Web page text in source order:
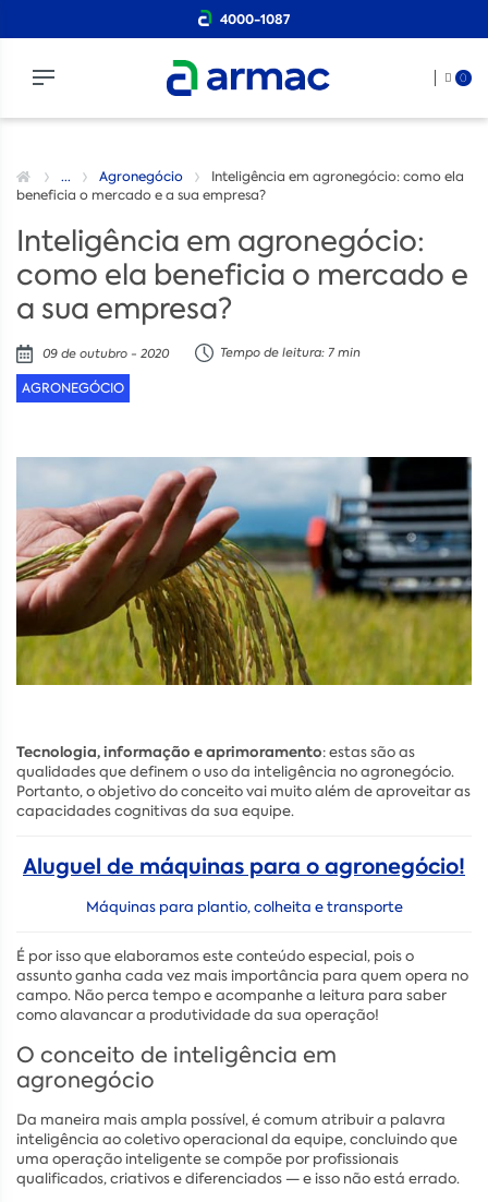
4000-1087
0
... Agronegócio
Inteligência em agronegócio: como ela
beneficia o mercado e a sua empresa?
Inteligência em agronegócio:
como ela beneficia o mercado e
a sua empresa?
09 de outubro - 2020 Tempo de leitura: 7 min
AGRONEGÓCIO
Tecnologia, informação e aprimoramento: estas são as
qualidades que definem o uso da inteligência no agronegócio.
Portanto, o objetivo do conceito vai muito além de aproveitar as
capacidades cognitivas da sua equipe.
Aluguel de máquinas para o agronegócio!
Máquinas para plantio, colheita e transporte
É por isso que elaboramos este conteúdo especial, pois o
assunto ganha cada vez mais importância para quem opera no
campo. Não perca tempo e acompanhe a leitura para saber
como alavancar a produtividade da sua operação!
O conceito de inteligência em
agronegócio
Da maneira mais ampla possível, é comum atribuir a palavra
inteligência ao coletivo operacional da equipe, concluindo que
uma operação inteligente se compõe por profissionais
qualificados, criativos e diferenciados — e isso não está errado.